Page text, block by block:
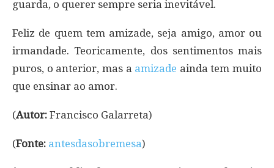
guarda, o querer sempre seria inevitável.
Feliz de quem tem amizade, seja amigo, amor ou
irmandade. Teoricamente, dos sentimentos mais
puros, o anterior, mas a amizade ainda tem muito
que ensinar ao amor.
(Autor: Francisco Galarreta)
(Fonte: antesdasobremesa)